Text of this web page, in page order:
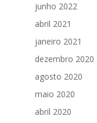
junho 2022
abril 2021
janeiro 2021
dezembro 2020
agosto 2020
maio 2020
abril 2020